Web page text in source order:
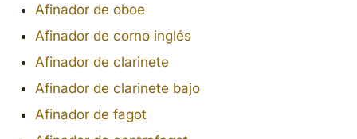
Afinador de oboe
Afinador de corno inglés
Afinador de clarinete
Afinador de clarinete bajo
Afinador de fagot